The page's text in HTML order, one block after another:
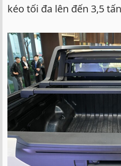
kéo tối đa lên đến 3,5